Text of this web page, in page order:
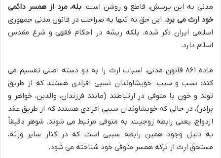
مدنی به این پرسش، قاطع و روشن است: بله، مرد از همسر دائمی
خود ارث می برد. این حق نه تنها به صراحت در قانون مدنی جمهوری
اسلامی ایران ذکر شده، بلکه ریشه در احکام فقهی و شرع مقدس
اسلام دارد.
ماده ۸۶۱ قانون مدنی، اسباب ارث را به دو دسته اصلی تقسیم می
کند: نسب و سبب. خویشاوندان نسبی افرادی هستند که از طریق
تولد و خون با متوفی در ارتباطند (مانند فرزندان، والدین، خواهر و
برادر)، در حالی که خویشاوندان سببی افرادی هستند که از طریق عقد
ازدواج، یعنی رابطه زوجیت، به متوفی مرتبط می شوند. شوهر دقیقاً
به دلیل وجود همین رابطه سببی است که در کنار سایر ورثه،
مستحق ارث از ترکه همسر متوفی خود شناخته می شود.